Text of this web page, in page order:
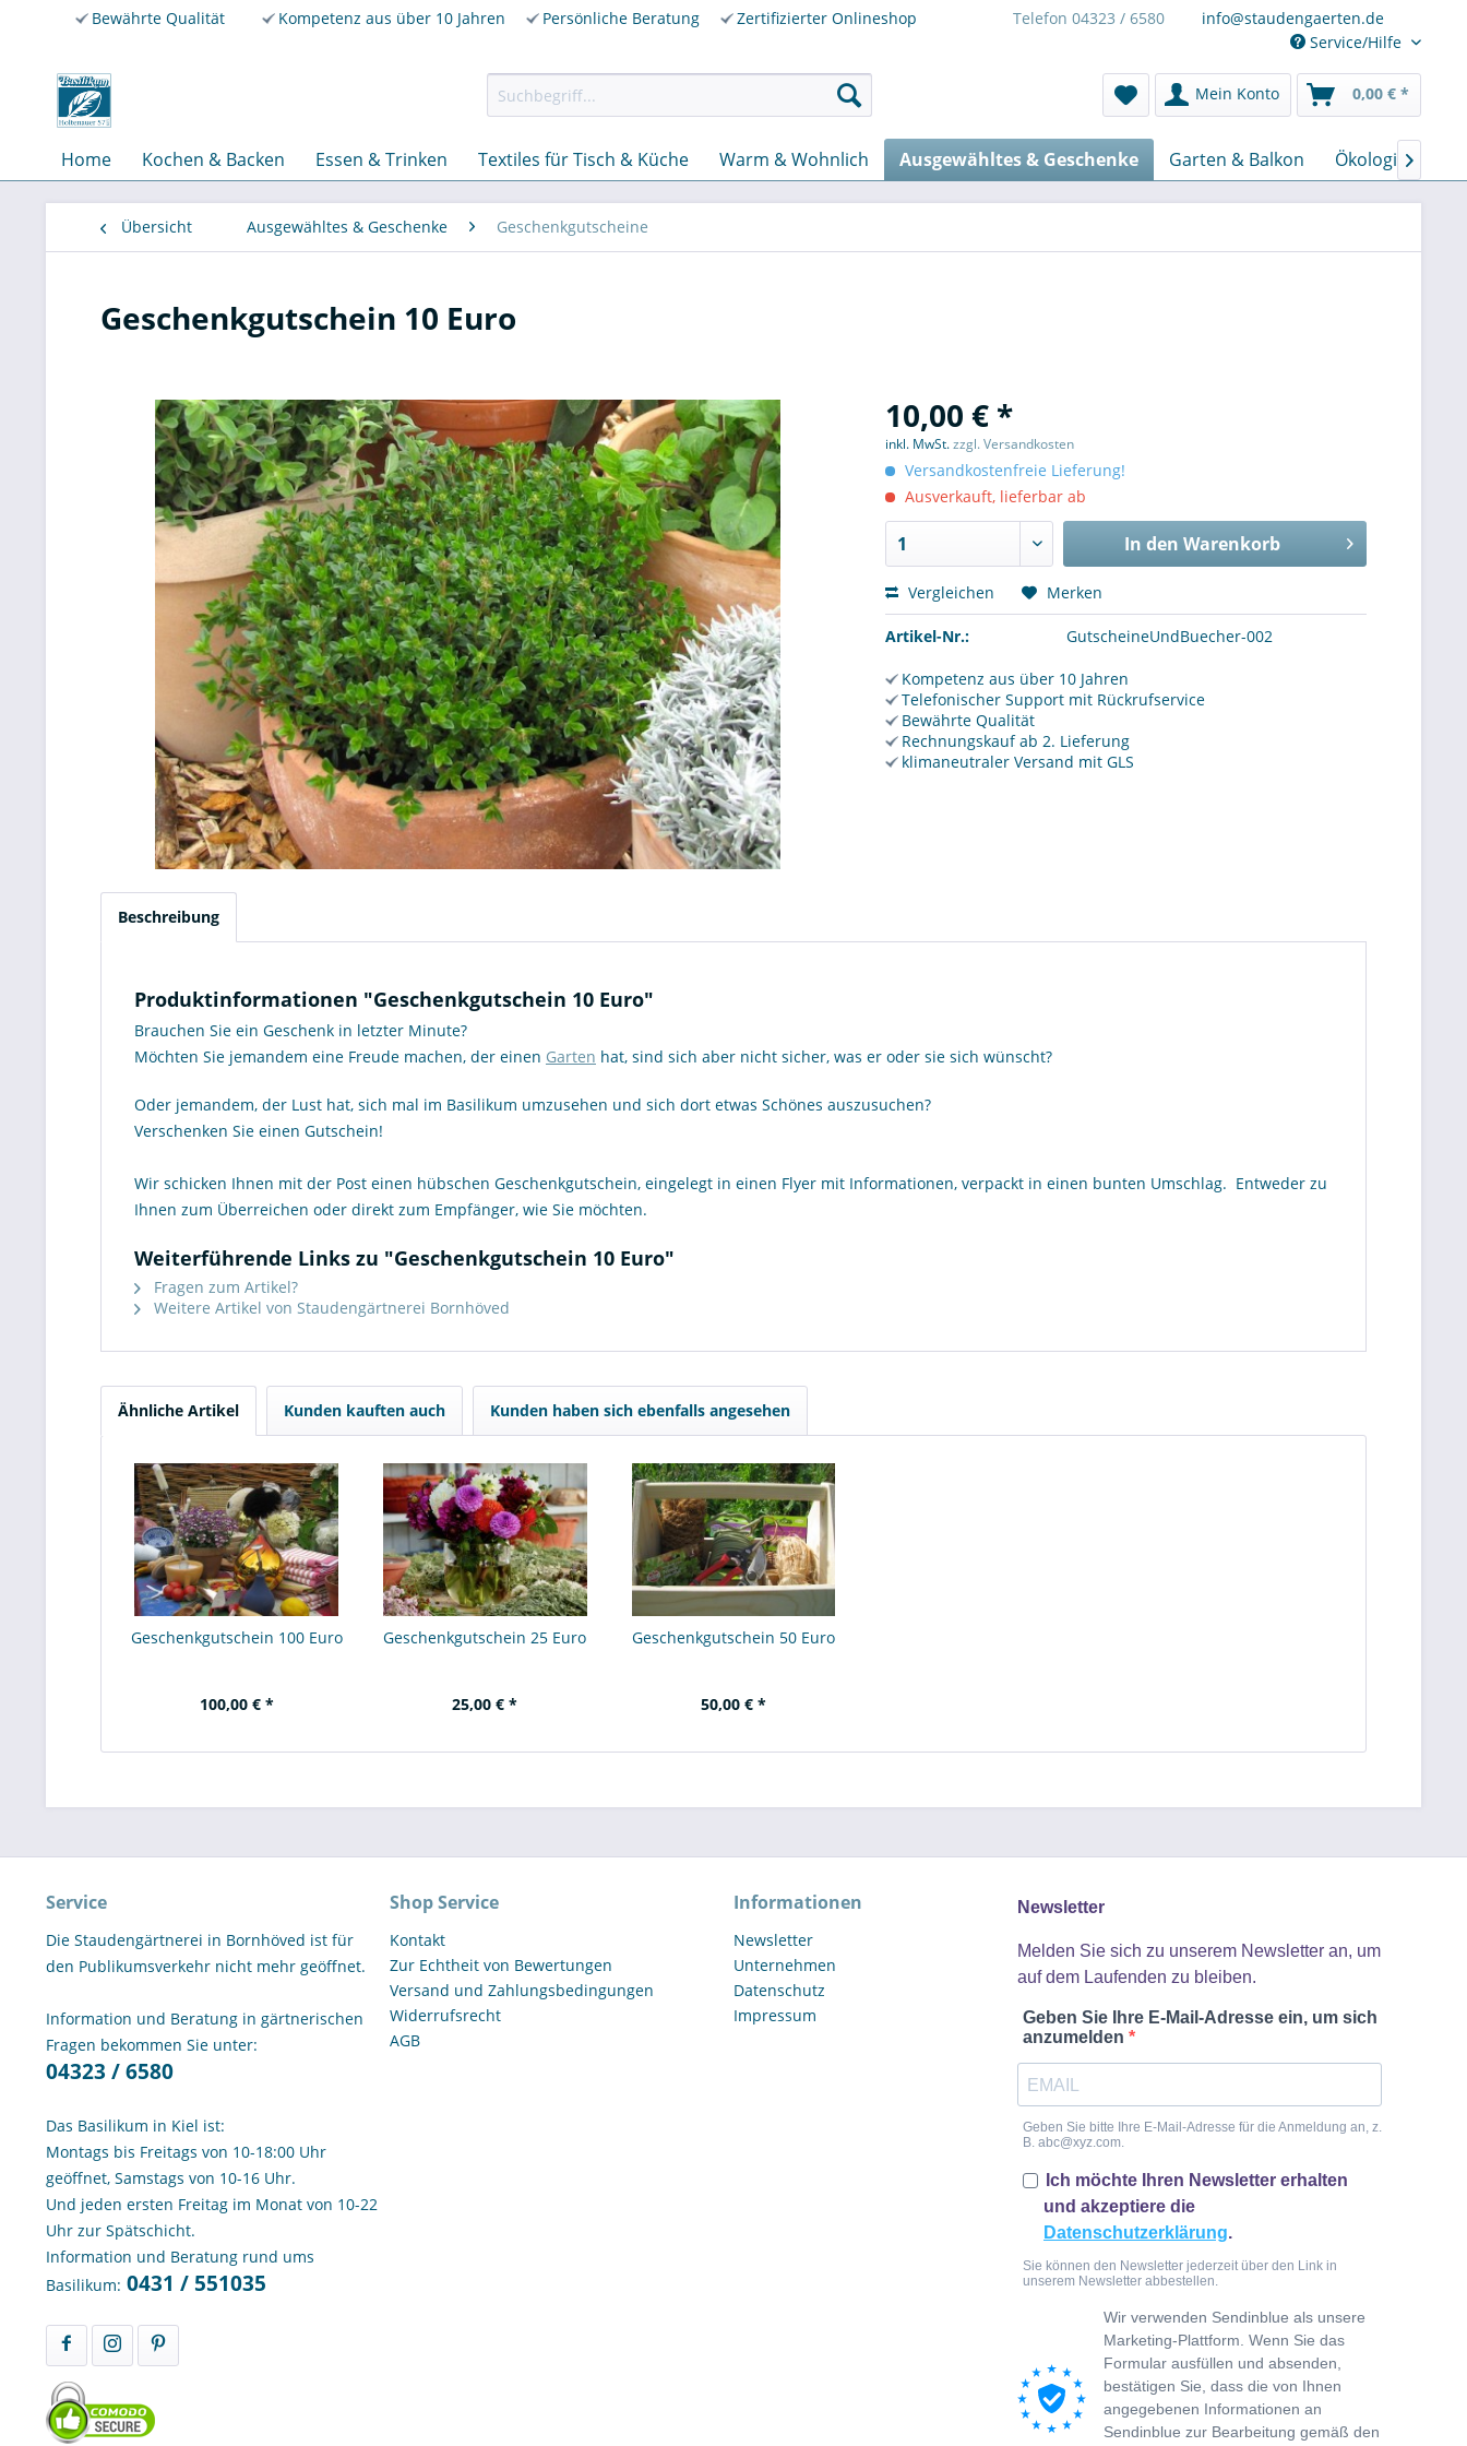
Bewährte Qualität Kompetenz aus über 10 Jahren Persönliche Beratung Zertifizierter Onlineshop Telefon 04323 / 6580
info@staudengaerten.de
Service/Hilfe
Mein Konto 0,00 € *
Home Kochen & Backen Essen & Trinken Textiles für Tisch & Küche Warm & Wohnlich Ausgewähltes & Geschenke Garten & Balkon Ökologisch &

Übersicht Ausgewähltes & Geschenke Geschenkgutscheine
Geschenkgutschein 10 Euro
10,00 € *
inkl. MwSt.zzgl. Versandkosten
Versandkostenfreie Lieferung!
Ausverkauft, lieferbar ab
In den Warenkorb
Vergleichen Merken
Artikel-Nr.: GutscheineUndBuecher-002
Kompetenz aus über 10 Jahren
Telefonischer Support mit Rückrufservice
Bewährte Qualität
Rechnungskauf ab 2. Lieferung
klimaneutraler Versand mit GLS
Beschreibung
Produktinformationen "Geschenkgutschein 10 Euro"
Brauchen Sie ein Geschenk in letzter Minute?
Möchten Sie jemandem eine Freude machen, der einen Garten hat, sind sich aber nicht sicher, was er oder sie sich wünscht?
Oder jemandem, der Lust hat, sich mal im Basilikum umzusehen und sich dort etwas Schönes auszusuchen?
Verschenken Sie einen Gutschein!
Wir schicken Ihnen mit der Post einen hübschen Geschenkgutschein, eingelegt in einen Flyer mit Informationen, verpackt in einen bunten Umschlag. Entweder zu
Ihnen zum Überreichen oder direkt zum Empfänger, wie Sie möchten.
Weiterführende Links zu "Geschenkgutschein 10 Euro"
Fragen zum Artikel?
Weitere Artikel von Staudengärtnerei Bornhöved
Ähnliche Artikel Kunden kauften auch Kunden haben sich ebenfalls angesehen
Geschenkgutschein 100 Euro
100,00 € *
Geschenkgutschein 25 Euro
25,00 € *
Geschenkgutschein 50 Euro
50,00 € *
Service
Die Staudengärtnerei in Bornhöved ist für
den Publikumsverkehr nicht mehr geöffnet.
Information und Beratung in gärtnerischen
Fragen bekommen Sie unter:
04323 / 6580
Das Basilikum in Kiel ist:
Montags bis Freitags von 10-18:00 Uhr
geöffnet, Samstags von 10-16 Uhr.
Und jeden ersten Freitag im Monat von 10-22
Uhr zur Spätschicht.
Information und Beratung rund ums
Basilikum: 0431 / 551035
Shop Service
Kontakt
Zur Echtheit von Bewertungen
Versand und Zahlungsbedingungen
Widerrufsrecht
AGB
Informationen
Newsletter
Unternehmen
Datenschutz
Impressum
Newsletter
Melden Sie sich zu unserem Newsletter an, um
auf dem Laufenden zu bleiben.
Geben Sie Ihre E-Mail-Adresse ein, um sich
anzumelden
Geben Sie bitte Ihre E-Mail-Adresse für die Anmeldung an, z.
B. abc@xyz.com.
Ich möchte Ihren Newsletter erhalten
und akzeptiere die
Datenschutzerklärung.
Sie können den Newsletter jederzeit über den Link in
unserem Newsletter abbestellen.
Wir verwenden Sendinblue als unsere
Marketing-Plattform. Wenn Sie das
Formular ausfüllen und absenden,
bestätigen Sie, dass die von Ihnen
angegebenen Informationen an
Sendinblue zur Bearbeitung gemäß den